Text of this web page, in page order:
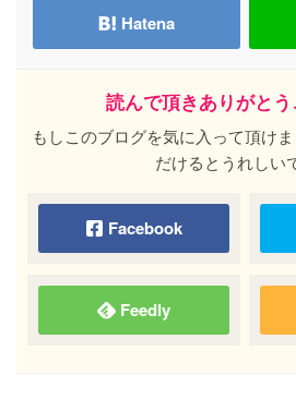
Hatena
読んで頂きありがと
もしこのブログを気に入って頂け
だけるとうれしい
Facebook
Feedly